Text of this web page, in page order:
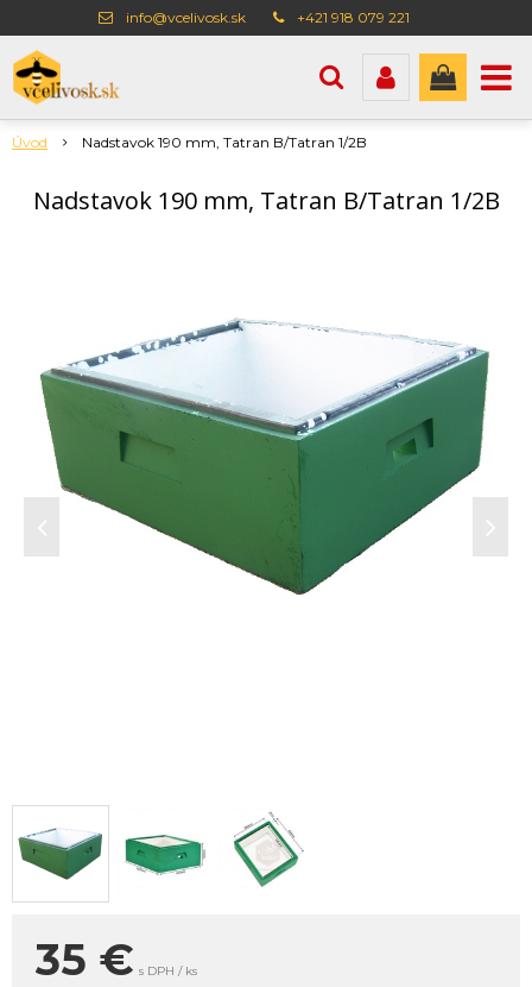
info@vcelivosk.sk +421 918 079 221
Úvod Nadstavok 190 mm, Tatran B/Tatran 1/2B
Nadstavok 190 mm, Tatran B/Tatran 1/2B
35 € s DPH / ks